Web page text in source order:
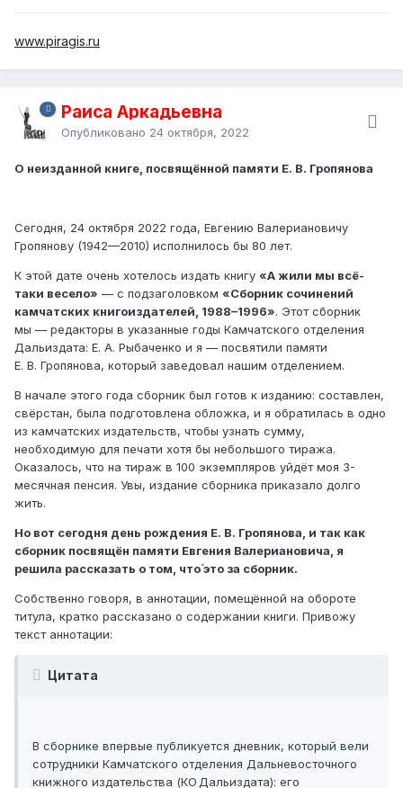
www.piragis.ru
Раиса Аркадьевна
Опубликовано 24 октября, 2022
О неизданной книге, посвящённой памяти Е. В. Гропянова
Сегодня, 24 октября 2022 года, Евгению Валериановичу
Гропянову (1942—2010) исполнилось бы 80 лет.
К этой дате очень хотелось издать книгу «А жили мы всё-
таки весело» — с подзаголовком «Сборник сочинений
камчатских книгоиздателей, 1988–1996». Этот сборник
мы — редакторы в указанные годы Камчатского отделения
Дальиздата: Е. А. Рыбаченко и я — посвятили памяти
Е. В. Гропянова, который заведовал нашим отделением.
В начале этого года сборник был готов к изданию: составлен,
свёрстан, была подготовлена обложка, и я обратилась в одно
из камчатских издательств, чтобы узнать сумму,
необходимую для печати хотя бы небольшого тиража.
Оказалось, что на тираж в 100 экземпляров уйдёт моя 3-
месячная пенсия. Увы, издание сборника приказало долго
жить.
Но вот сегодня день рождения Е. В. Гропянова, и так как
сборник посвящён памяти Евгения Валериановича, я
решила рассказать о том, что́ это за сборник.
Собственно говоря, в аннотации, помещённой на обороте
титула, кратко рассказано о содержании книги. Привожу
текст аннотации:
Цитата
В сборнике впервые публикуется дневник, который вели
сотрудники Камчатского отделения Дальневосточного
книжного издательства (КО Дальиздата): его